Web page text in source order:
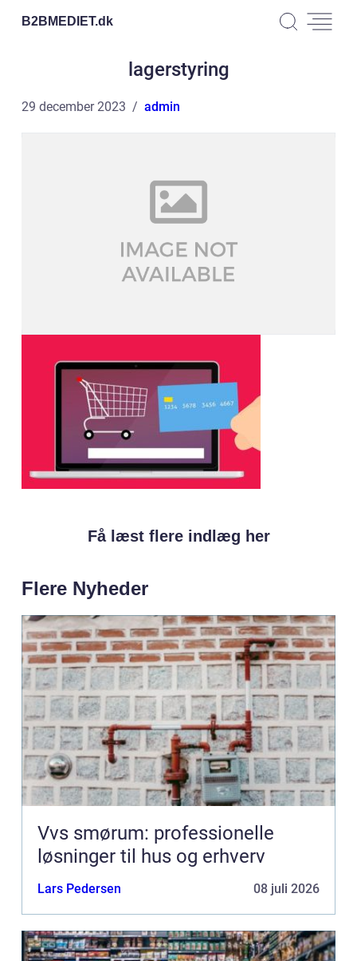
B2BMEDIET.dk
lagerstyring
29 december 2023 admin
Få læst flere indlæg her
Flere Nyheder
Vvs smørum: professionelle
løsninger til hus og erhverv
Lars Pedersen 08 juli 2026